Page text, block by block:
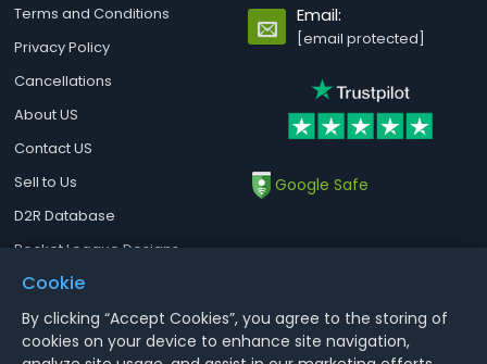
Terms and Conditions
Privacy Policy
Cancellations
About US
Contact US
Sell to Us
D2R Database
Rocket League Designs
Email:
[email protected]
Google Safe
Notice : Using illegal leveling and gold service might terminate the
account
Cookie
By clicking “Accept Cookies”, you agree to the storing of
cookies on your device to enhance site navigation,